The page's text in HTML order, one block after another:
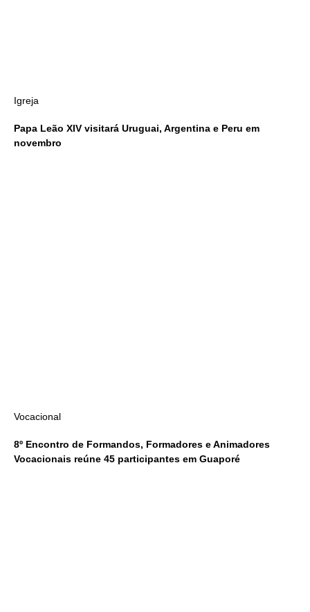
Igreja
Papa Leão XIV visitará Uruguai, Argentina e Peru em
novembro
Vocacional
8º Encontro de Formandos, Formadores e Animadores
Vocacionais reúne 45 participantes em Guaporé